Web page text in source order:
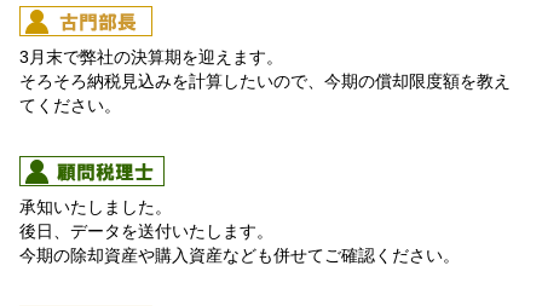
3月末で弊社の決算期を迎えます。
そろそろ納税見込みを計算したいので、今期の償却限度額を教え
てください。
承知いたしました。
後日、データを送付いたします。
今期の除却資産や購入資産なども併せてご確認ください。